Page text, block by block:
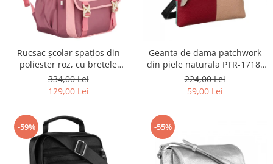
Rucsac școlar spațios din
poliester roz, cu bretele
reglabile - Peterson PTR-PTN
8610-1327 PINK
334,00 Lei
129,00 Lei
Geanta de dama patchwork
din piele naturala PTR-1718-
SKL-6922 MULTI
224,00 Lei
59,00 Lei
-59% -55%